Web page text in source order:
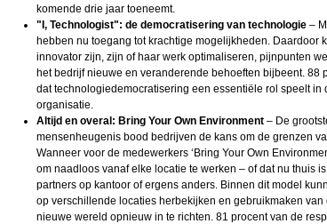
komende drie jaar toeneemt.
"I, Technologist": de democratisering van technologie–
hebben nu toegang tot krachtige mogelijkheden. Daardoor
innovator zijn, zijn of haar werk optimaliseren, pijnpunten
het bedrijf nieuwe en veranderende behoeften bijbeent. 88
dat technologiedemocratisering een essentiële rol speelt in
organisatie.
Altijd en overal: Bring Your Own Environment– De
mensenheugenis bood bedrijven de kans om de grenzen
Wanneer voor de medewerkers ‘Bring Your Own
om naadloos vanaf elke locatie te werken – of dat nu thuis
partners op kantoor of ergens anders. Binnen dit model
op verschillende locaties herbekijken en gebruikmaken
nieuwe wereld opnieuw in te richten. 81 procent van de